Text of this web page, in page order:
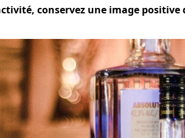
conservez une image